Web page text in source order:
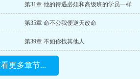
第31章 他的待遇必须和高级班的学员一样
第35章 命不公我便逆天改命
第39章 不如你找其他人
更多章节...